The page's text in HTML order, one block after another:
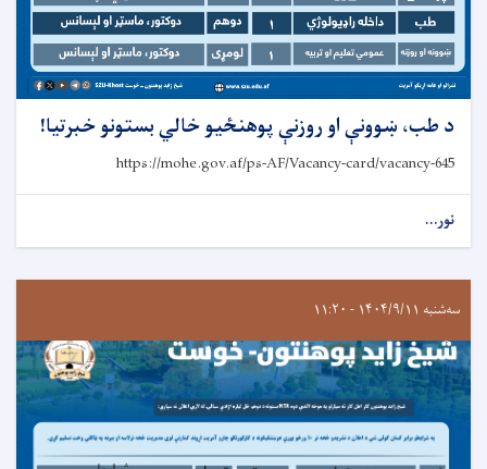
د طب، ښوونې او روزنې پوهنځيو خالي بستونو خبرتيا!
https://mohe.gov.af/ps-AF/Vacancy-card/vacancy-645
نور...
سه‌شنبه ۱۴۰۴/۹/۱۱ - ۱۱:۲۰